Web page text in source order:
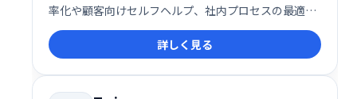
率化や顧客向けセルフヘルプ、社内プロセスの最適化
に最適。複雑なフローを分かりやすい選択肢形式で表
示し、ユーザーをスムーズに導きます。ITスキル不要
で、ビジネス担当者自身が柔軟に作成・運用できるた
め、迅速な導入と改善が可能です。様々なビジネスシ
詳しく見る